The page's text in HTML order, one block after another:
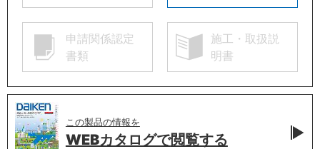
申請関係認定
書類
施工・取扱説
明書
この製品の情報を
WEBカタログで閲覧する